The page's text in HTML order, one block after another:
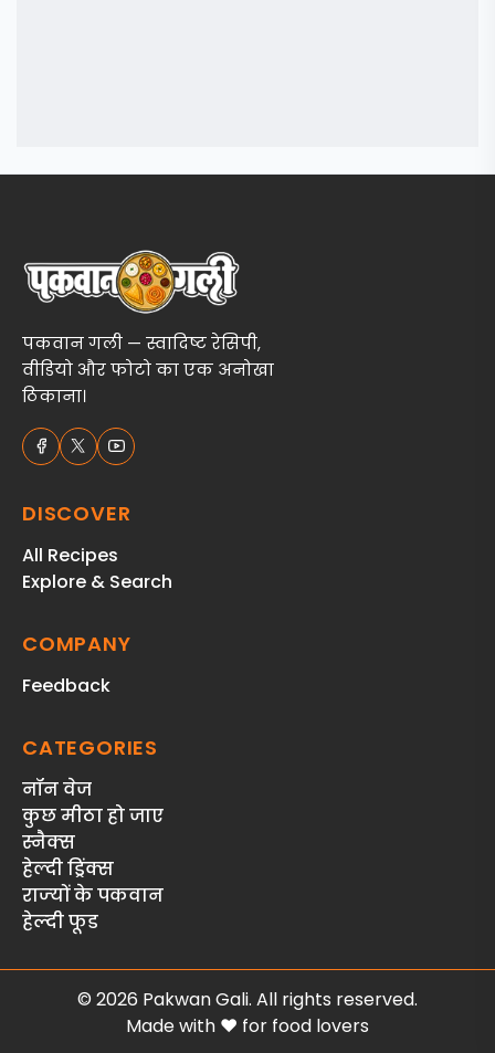
पकवान गली — स्वादिष्ट रेसिपी,
वीडियो और फोटो का एक अनोखा
ठिकाना।
DISCOVER
All Recipes
Explore & Search
COMPANY
Feedback
CATEGORIES
नॉन वेज
कुछ मीठा हो जाए
स्‍नैक्‍स
हेल्दी ड्रिंक्स
राज्‍यों के पकवान
हेल्‍दी फूड
© 2026 Pakwan Gali. All rights reserved.
Made with ❤️ for food lovers